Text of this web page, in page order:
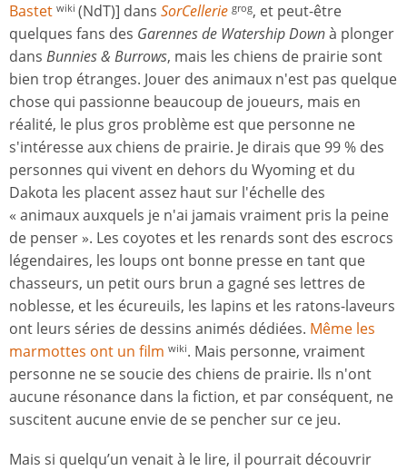
Bastet wiki (NdT)] dans SorCellerie grog, et peut-être
quelques fans des Garennes de Watership Downà plonger
dans Bunnies & Burrows, mais les chiens de prairie sont
bien trop étranges. Jouer des animaux n'est pas quelque
chose qui passionne beaucoup de joueurs, mais en
réalité, le plus gros problème est que personne ne
s'intéresse aux chiens de prairie. Je dirais que 99 % des
personnes qui vivent en dehors du Wyoming et du
Dakota les placent assez haut sur l'échelle des
« animaux auxquels je n'ai jamais vraiment pris la peine
de penser ». Les coyotes et les renards sont des escrocs
légendaires, les loups ont bonne presse en tant que
chasseurs, un petit ours brun a gagné ses lettres de
noblesse, et les écureuils, les lapins et les ratons-laveurs
ont leurs séries de dessins animés dédiées. Même les
marmottes ont un film wiki. Mais personne, vraiment
personne ne se soucie des chiens de prairie. Ils n'ont
aucune résonance dans la fiction, et par conséquent, ne
suscitent aucune envie de se pencher sur ce jeu.
Mais si quelqu’un venait à le lire, il pourrait découvrir